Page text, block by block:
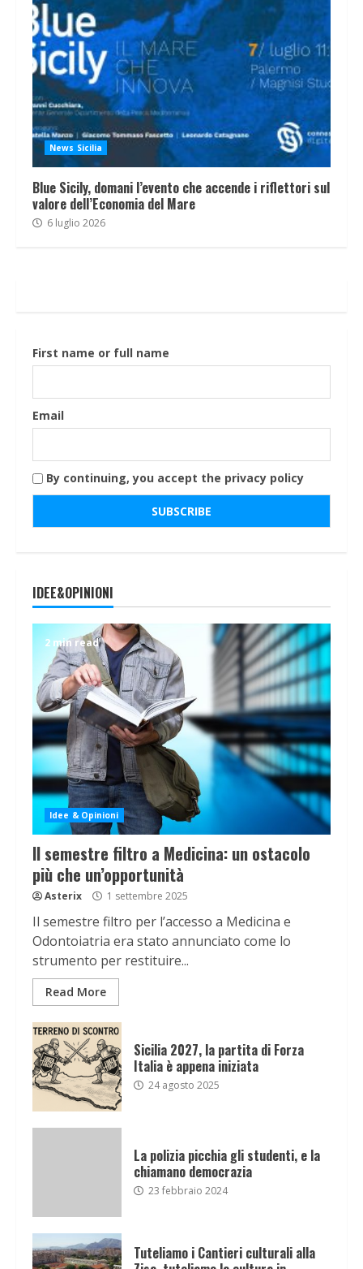
News Sicilia
Blue Sicily, domani l’evento che accende i riflettori sul
valore dell’Economia del Mare
6 luglio 2026
First name or full name
Email
By continuing, you accept the privacy policy
IDEE&OPINIONI
2 min read
Idee & Opinioni
Il semestre filtro a Medicina: un ostacolo
più che un’opportunità
Asterix 1 settembre 2025
Il semestre filtro per l’accesso a Medicina e
Odontoiatria era stato annunciato come lo
strumento per restituire...
Read More
Sicilia 2027, la partita di Forza
Italia è appena iniziata
24 agosto 2025
La polizia picchia gli studenti, e la
chiamano democrazia
23 febbraio 2024
Tuteliamo i Cantieri culturali alla